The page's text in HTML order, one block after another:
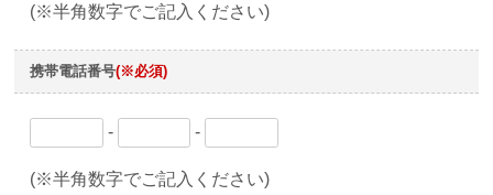
(※半角数字でご記入ください)
携帯電話番号(※必須)
- -
(※半角数字でご記入ください)